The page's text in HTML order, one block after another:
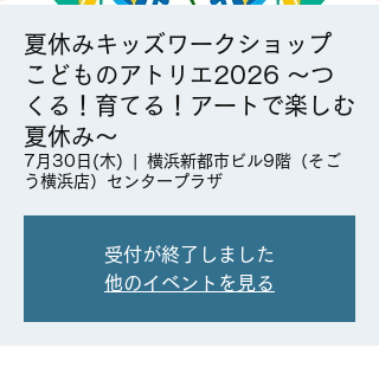
夏休みキッズワークショップ
こどものアトリエ2026 ～つ
くる！育てる！アートで楽しむ
夏休み～
7月30日(木)
横浜新都市ビル9階（そご
う横浜店）センタープラザ
受付が終了しました
他のイベントを見る